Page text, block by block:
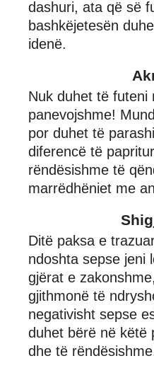
dashuri, ata që së
bashkëjetesën
idenë.
Nuk duhet të futeni
panevojshme!
por duhet të
diferencë të
rëndësishme të
marrëdhëniet me
Ditë paksa e
ndoshta sepse jeni
gjërat e
gjithmonë të
negativisht sepse
duhet bërë në këtë
dhe të